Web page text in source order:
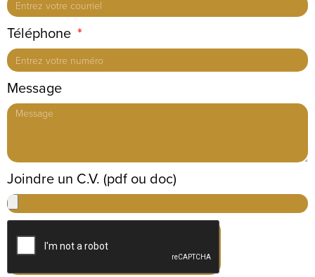
Téléphone
Message
Joindre un C.V. (pdf ou doc)